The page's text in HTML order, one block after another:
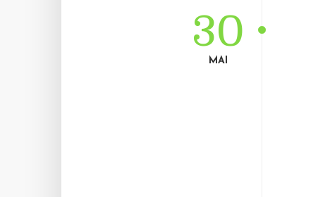
30
MAI